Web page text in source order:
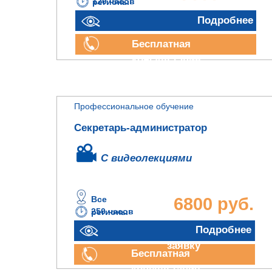
руб.
Подробнее
Бесплатная
консультация
Профессиональное обучение
250 часов 6800 руб.
Отправить
заявку
Все
регионы
Подробнее
Бесплатная
консультация
Секретарь-администратор
С видеолекциями